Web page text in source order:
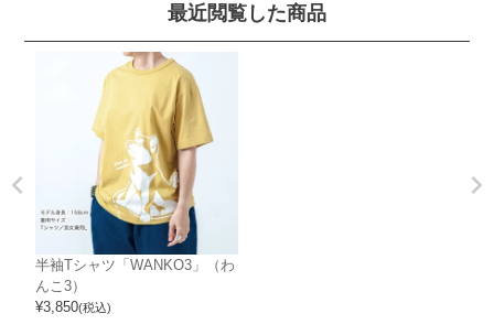
最近閲覧した商品
半袖Tシャツ「WANKO3」（わ
んこ3）
¥3,850(税込)